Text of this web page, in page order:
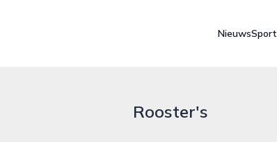
NieuwsSport
Rooster's